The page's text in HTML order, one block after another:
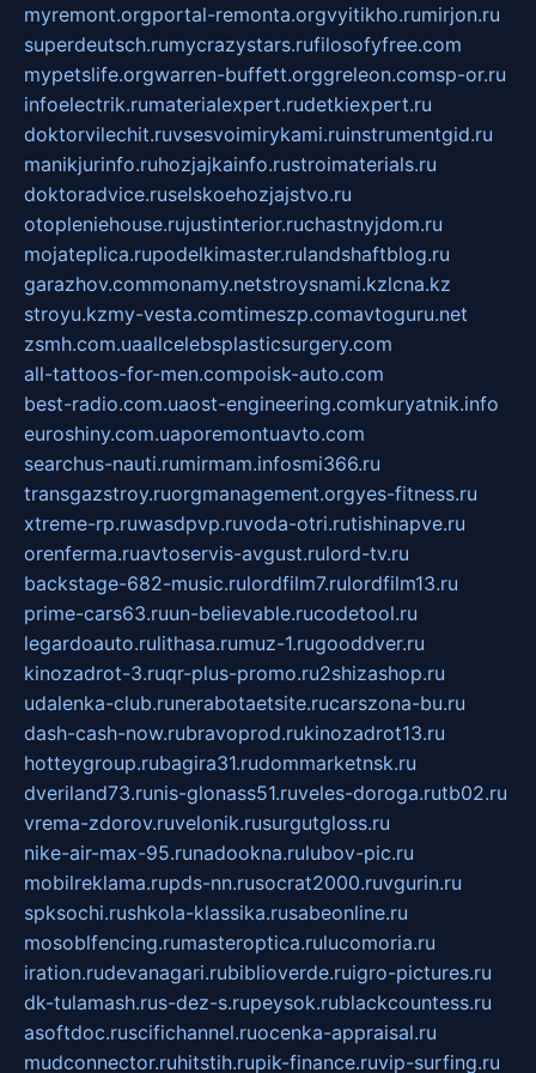
myremont.orgportal-remonta.orgvyitikho.rumirjon.ru
superdeutsch.rumycrazystars.rufilosofyfree.com
mypetslife.orgwarren-buffett.orggreleon.comsp-or.ru
infoelectrik.rumaterialexpert.rudetkiexpert.ru
doktorvilechit.ruvsesvoimirykami.ruinstrumentgid.ru
manikjurinfo.ruhozjajkainfo.rustroimaterials.ru
doktoradvice.ruselskoehozjajstvo.ru
otopleniehouse.rujustinterior.ruchastnyjdom.ru
mojateplica.rupodelkimaster.rulandshaftblog.ru
garazhov.commonamy.netstroysnami.kzlcna.kz
stroyu.kzmy-vesta.comtimeszp.comavtoguru.net
zsmh.com.uaallcelebsplasticsurgery.com
all-tattoos-for-men.compoisk-auto.com
best-radio.com.uaost-engineering.comkuryatnik.info
euroshiny.com.uaporemontuavto.com
searchus-nauti.rumirmam.infosmi366.ru
transgazstroy.ruorgmanagement.orgyes-fitness.ru
xtreme-rp.ruwasdpvp.ruvoda-otri.rutishinapve.ru
orenferma.ruavtoservis-avgust.rulord-tv.ru
backstage-682-music.rulordfilm7.rulordfilm13.ru
prime-cars63.ruun-believable.rucodetool.ru
legardoauto.rulithasa.rumuz-1.rugooddver.ru
kinozadrot-3.ruqr-plus-promo.ru2shizashop.ru
udalenka-club.runerabotaetsite.rucarszona-bu.ru
dash-cash-now.rubravoprod.rukinozadrot13.ru
hotteygroup.rubagira31.rudommarketnsk.ru
dveriland73.runis-glonass51.ruveles-doroga.rutb02.ru
vrema-zdorov.ruvelonik.rusurgutgloss.ru
nike-air-max-95.runadookna.rulubov-pic.ru
mobilreklama.rupds-nn.rusocrat2000.ruvgurin.ru
spksochi.rushkola-klassika.rusabeonline.ru
mosoblfencing.rumasteroptica.rulucomoria.ru
iration.rudevanagari.rubiblioverde.ruigro-pictures.ru
dk-tulamash.rus-dez-s.rupeysok.rublackcountess.ru
asoftdoc.ruscifichannel.ruocenka-appraisal.ru
mudconnector.ruhitstih.rupik-finance.ruvip-surfing.ru